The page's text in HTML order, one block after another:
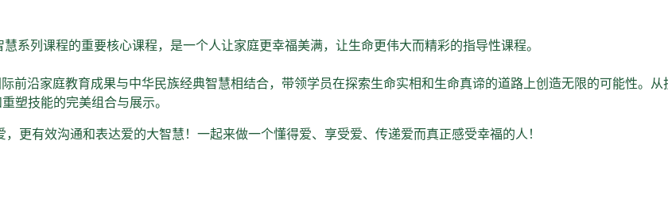
系列课程的重要核心课程，是一个人让家庭更幸福美满，让生命更伟大而精彩的指导性课程。
前沿家庭教育成果与中华民族经典智慧相结合，带领学员在探索生命实相和生命真谛的道路上创造无限的可能性。
塑技能的完美组合与展示。
更有效沟通和表达爱的大智慧！一起来做一个懂得爱、享受爱、传递爱而真正感受幸福的人！